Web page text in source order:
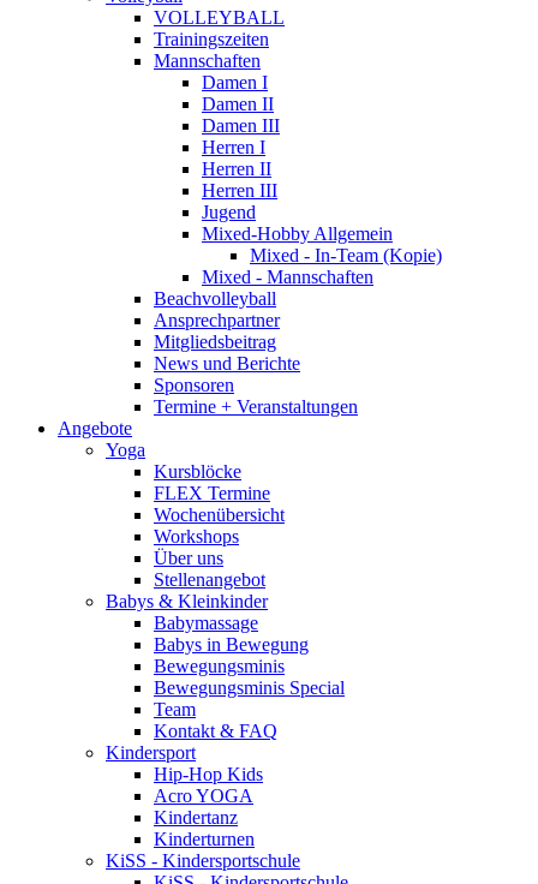
VOLLEYBALL
Trainingszeiten
Mannschaften
Damen I
Damen II
Damen III
Herren I
Herren II
Herren III
Jugend
Mixed-Hobby Allgemein
Mixed - In-Team (Kopie)
Mixed - Mannschaften
Beachvolleyball
Ansprechpartner
Mitgliedsbeitrag
News und Berichte
Sponsoren
Termine + Veranstaltungen
Angebote
Yoga
Kursblöcke
FLEX Termine
Wochenübersicht
Workshops
Über uns
Stellenangebot
Babys & Kleinkinder
Babymassage
Babys in Bewegung
Bewegungsminis
Bewegungsminis Special
Team
Kontakt & FAQ
Kindersport
Hip-Hop Kids
Acro YOGA
Kindertanz
Kinderturnen
KiSS - Kindersportschule